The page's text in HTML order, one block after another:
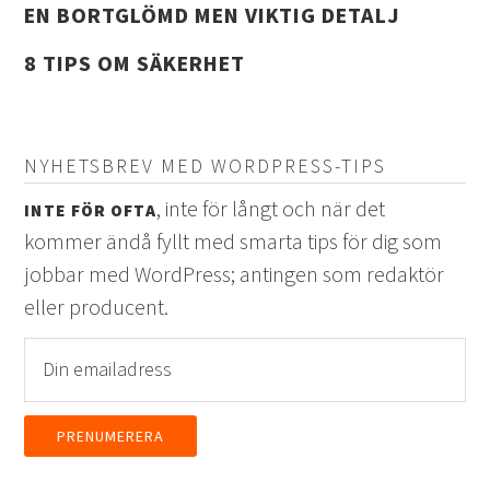
EN BORTGLÖMD MEN VIKTIG DETALJ
8 TIPS OM SÄKERHET
NYHETSBREV MED WORDPRESS-TIPS
INTE FÖR OFTA, inte för långt och när det
kommer ändå fyllt med smarta tips för dig som
jobbar med WordPress; antingen som redaktör
eller producent.